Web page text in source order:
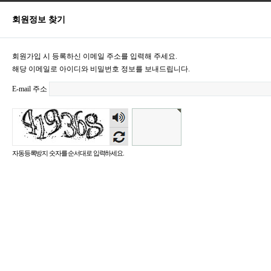
회원정보 찾기
회원가입 시 등록하신 이메일 주소를 입력해 주세요.
해당 이메일로 아이디와 비밀번호 정보를 보내드립니다.
E-mail 주소
숫자
음성
듣기
자동등록방지 숫자를 순서대로 입력하세요.